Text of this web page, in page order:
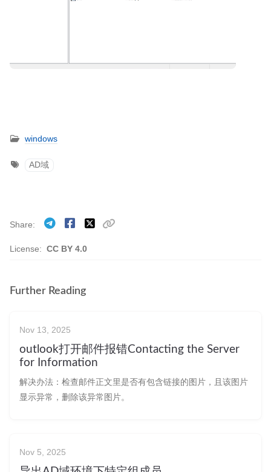
windows
AD域
License: CC BY 4.0
Share
Further Reading
Nov 13, 2025
outlook打开邮件报错Contacting the Server
for Information
解决办法：检查邮件正文里是否有包含链接的图片，且该图片
显示异常，删除该异常图片。
Nov 5, 2025